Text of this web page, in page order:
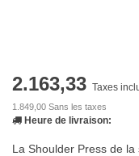
2.163,33 Taxes
1.849,00 Sans les taxes
Heure de livraison:
La Shoulder Press de